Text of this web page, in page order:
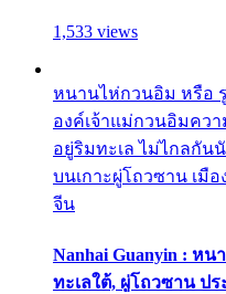
1,533 views
หนานไห่กวนอิม หรือ
องค์เจ้าแม่กวนอิมคว
อยู่ริมทะเล ไม่ไกลกัน
บนเกาะผู่โถวซาน เมื
จีน
Nanhai Guanyin : ห
ทะเลใต้, ผู่โถวซาน ปร